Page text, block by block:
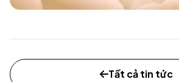
Tất cả tin tức